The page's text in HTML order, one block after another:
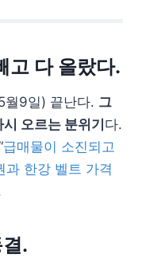
고 다 올랐다.
월9일) 끝난다. 그
오르는 분위기다.
급매물이 소진되고
과 한강 벨트 가격
.